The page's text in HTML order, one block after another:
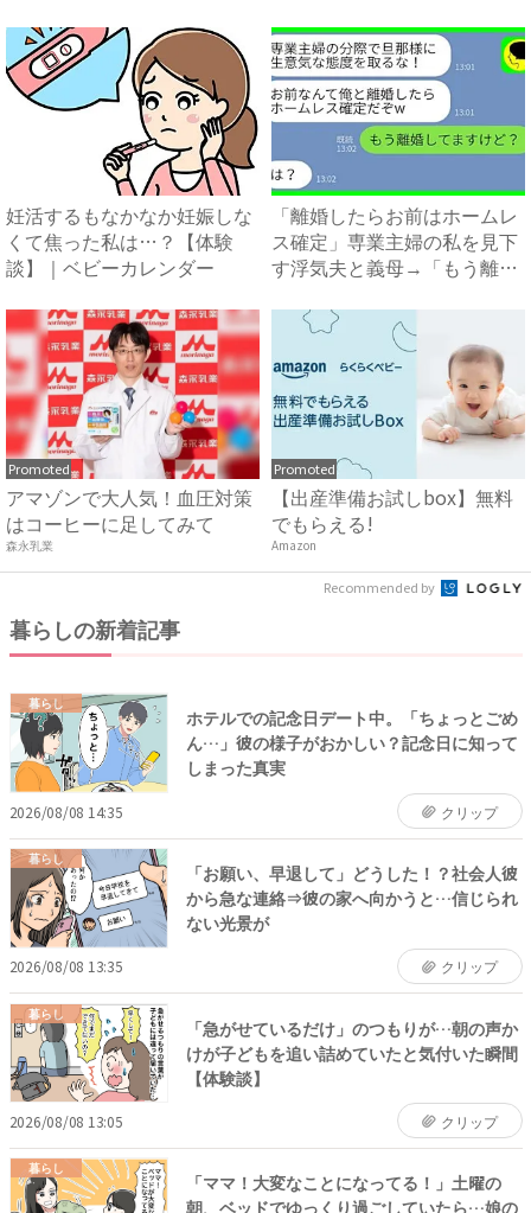
妊活するもなかなか妊娠しな
くて焦った私は…？【体験
談】｜ベビーカレンダー
「離婚したらお前はホームレ
ス確定」専業主婦の私を見下
す浮気夫と義母→「もう離婚
Promoted
アマゾンで大人気！血圧対策
はコーヒーに足してみて
森永乳業
Promoted
【出産準備お試しbox】無料
でもらえる!
Amazon
Recommended by
暮らしの新着記事
暮らし
ホテルでの記念日デート中。「ちょっとごめ
ん…」彼の様子がおかしい？記念日に知って
しまった真実
2026/08/08 14:35 クリップ
暮らし
「お願い、早退して」どうした！？社会人彼
から急な連絡⇒彼の家へ向かうと…信じられ
ない光景が
2026/08/08 13:35 クリップ
暮らし
「急がせているだけ」のつもりが…朝の声か
けが子どもを追い詰めていたと気付いた瞬間
【体験談】
2026/08/08 13:05 クリップ
暮らし
「ママ！大変なことになってる！」土曜の
朝、ベッドでゆっくり過ごしていたら…娘の